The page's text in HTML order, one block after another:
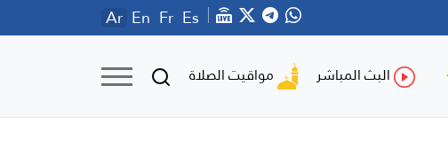
Ar En Fr Es
البث المباشر مواقيت الصلاة